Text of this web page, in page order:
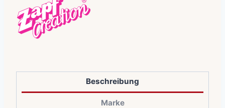
Beschreibung
Marke